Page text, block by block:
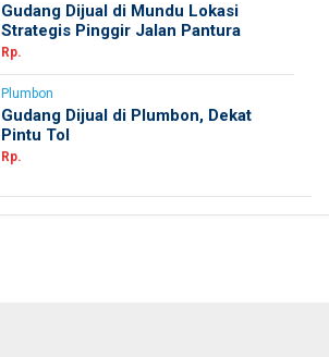
Gudang Dijual di Mundu Lokasi
Strategis Pinggir Jalan Pantura
Rp.
Plumbon
Gudang Dijual di Plumbon, Dekat
Pintu Tol
Rp.